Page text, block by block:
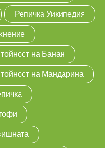
Репичка Уикипедия
на Банан
на Мандарина